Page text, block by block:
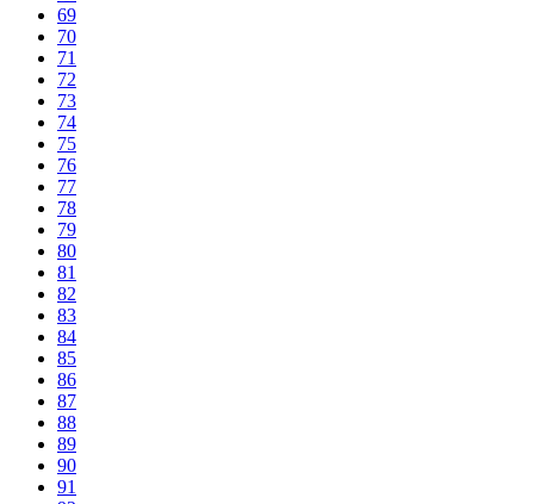
69
70
71
72
73
74
75
76
77
78
79
80
81
82
83
84
85
86
87
88
89
90
91